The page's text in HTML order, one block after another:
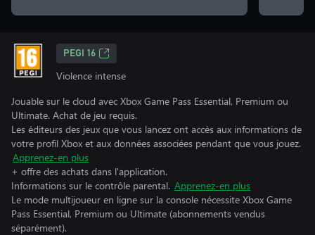
PEGI 16
Violence intense
Jouable sur le cloud avec Xbox Game Pass Essential, Premium ou
Ultimate. Achat de jeu requis.
Les éditeurs des jeux que vous lancez ont accès aux informations de
votre profil Xbox et aux données associées pendant que vous jouez.
Apprenez-en plus
+ offre des achats dans l'application.
Informations sur le contrôle parental. Apprenez-en plus
Le mode multijoueur en ligne sur la console nécessite Xbox Game
Pass Essential, Premium ou Ultimate (abonnements vendus
séparément).